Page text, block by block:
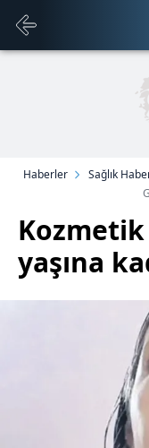
Haberler Sağlık
Kozmetik
yaşına